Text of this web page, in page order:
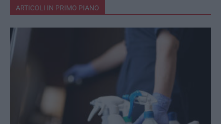
ARTICOLI IN PRIMO PIANO